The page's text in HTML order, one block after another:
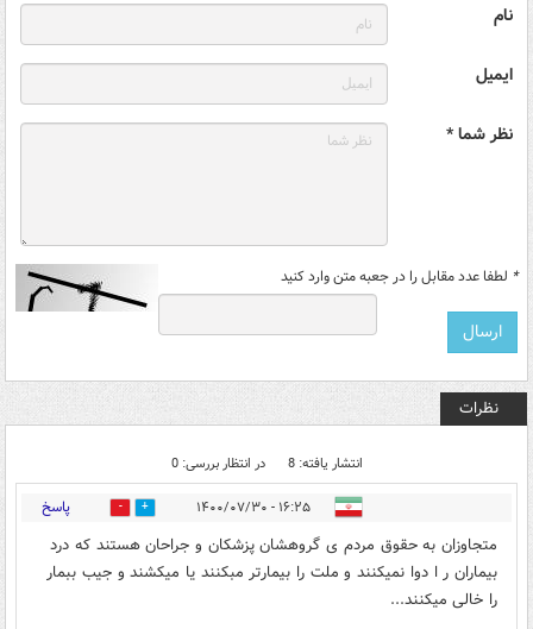
نام
ایمیل
نظر شما *
* لطفا عدد مقابل را در جعبه متن وارد کنید
نظرات
انتشار یافته: 8 در انتظار بررسی: 0
۱۶:۲۵ - ۱۴۰۰/۰۷/۳۰ 6 پاسخ
متجاوزان به حقوق مردم ی گروهشان پزشکان و جراحان هستند که درد
بیماران ر ا دوا نمیکنند و ملت را بیمارتر مبکنند یا میکشند و جیب ببمار
را خالی میکنند...